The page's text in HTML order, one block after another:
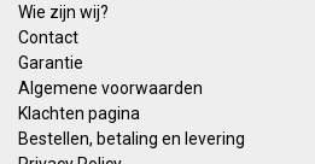
Wie zijn wij?
Contact
Garantie
Algemene voorwaarden
Klachten pagina
Bestellen, betaling en levering